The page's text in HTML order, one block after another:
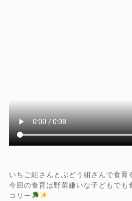
いちご組さんとぶどう組さんで食育
今回の食育は野菜嫌いな子どもでも
コリー